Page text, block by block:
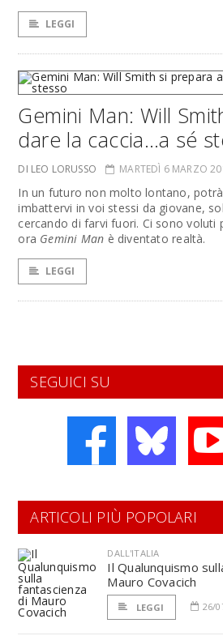
LEGGI
Gemini Man: Will
dare la caccia…a sé
DI LEO LORUSSO MARTEDÌ 6 MARZO
In un futuro non molto lontano,
imbattervi in voi stessi da giovane,
cercando di farvi fuori. Ci sono voluti
ora Gemini Man è diventato realtà.
LEGGI
SEGUICI SU
ARTICOLI PIÙ POPOLARI
DALL'ITALIA
Il Qualunquismo
Mauro Covacich
LEGGI 26/